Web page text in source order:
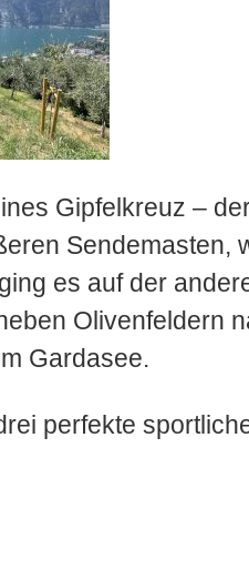
Gipfelkreuz –
Sendemasten,
es auf der
Olivenfeldern
Gardasee.
perfekte